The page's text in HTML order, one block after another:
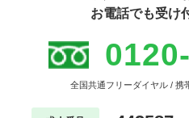
お電話でも受け
全国共通フリーダイヤル / 携